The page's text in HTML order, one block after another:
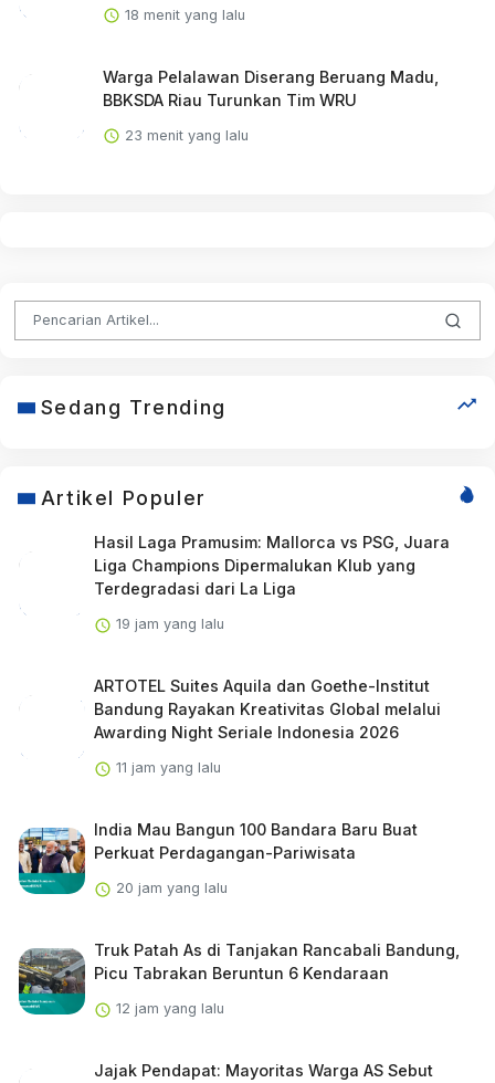
18 menit yang lalu
Warga Pelalawan Diserang Beruang Madu,
BBKSDA Riau Turunkan Tim WRU
23 menit yang lalu
Sedang Trending
Artikel Populer
Hasil Laga Pramusim: Mallorca vs PSG, Juara
Liga Champions Dipermalukan Klub yang
Terdegradasi dari La Liga
19 jam yang lalu
ARTOTEL Suites Aquila dan Goethe-Institut
Bandung Rayakan Kreativitas Global melalui
Awarding Night Seriale Indonesia 2026
11 jam yang lalu
India Mau Bangun 100 Bandara Baru Buat
Perkuat Perdagangan-Pariwisata
20 jam yang lalu
Truk Patah As di Tanjakan Rancabali Bandung,
Picu Tabrakan Beruntun 6 Kendaraan
12 jam yang lalu
Jajak Pendapat: Mayoritas Warga AS Sebut